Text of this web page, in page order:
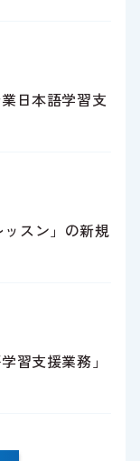
日本語学習支
ッスン」の新規
習支援業務」